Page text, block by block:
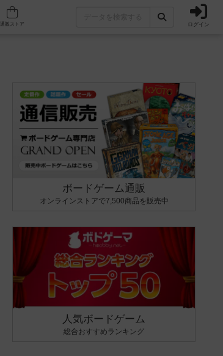
人気ボードゲーム ログイン
ボードゲーム通販
オンラインストアで7,500商品を販売中
人気ボードゲーム
総合おすすめランキング